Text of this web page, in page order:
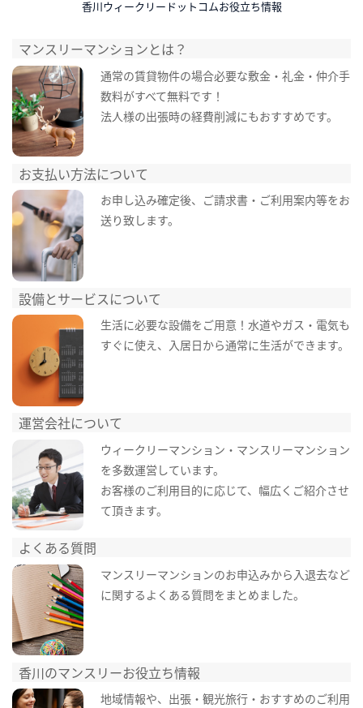
香川ウィークリードットコムお役立ち情報
マンスリーマンションとは？
通常の賃貸物件の場合必要な敷金・礼金・仲介手
数料がすべて無料です！
法人様の出張時の経費削減にもおすすめです。
お支払い方法について
お申し込み確定後、ご請求書・ご利用案内等をお
送り致します。
設備とサービスについて
生活に必要な設備をご用意！水道やガス・電気も
すぐに使え、入居日から通常に生活ができます。
運営会社について
ウィークリーマンション・マンスリーマンション
を多数運営しています。
お客様のご利用目的に応じて、幅広くご紹介させ
て頂きます。
よくある質問
マンスリーマンションのお申込みから入退去など
に関するよくある質問をまとめました。
香川のマンスリーお役立ち情報
地域情報や、出張・観光旅行・おすすめのご利用